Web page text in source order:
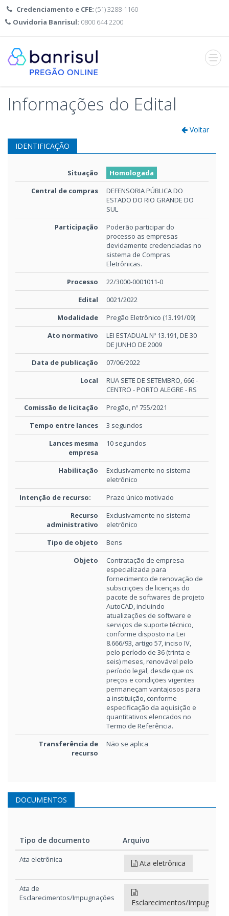
Credenciamento e CFE: (51) 3288-1160
Ouvidoria Banrisul: 0800 644 2200
Abrir
menu
Informações do Edital
Voltar
IDENTIFICAÇÃO
Situação
Homologada
Central de compras
DEFENSORIA PÚBLICA DO
ESTADO DO RIO GRANDE DO
SUL
Participação
Poderão participar do
processo as empresas
devidamente credenciadas no
sistema de Compras
Eletrônicas.
Processo
22/3000-0001011-0
Edital
0021/2022
Modalidade
Pregão Eletrônico (13.191/09)
Ato normativo
LEI ESTADUAL Nº 13.191, DE 30
DE JUNHO DE 2009
Data de publicação
07/06/2022
Local
RUA SETE DE SETEMBRO, 666 -
CENTRO - PORTO ALEGRE - RS
Comissão de licitação
Pregão, nº 755/2021
Tempo entre lances
3 segundos
Lances mesma
empresa
10 segundos
Habilitação
Exclusivamente no sistema
eletrônico
Intenção de recurso:
Prazo único motivado
Recurso
administrativo
Exclusivamente no sistema
eletrônico
Tipo de objeto
Bens
Objeto
Contratação de empresa
especializada para
fornecimento de renovação de
subscrições de licenças do
pacote de softwares de projeto
AutoCAD, incluindo
atualizações de software e
serviços de suporte técnico,
conforme disposto na Lei
8.666/93, artigo 57, inciso IV,
pelo período de 36 (trinta e
seis) meses, renovável pelo
período legal, desde que os
preços e condições vigentes
permaneçam vantajosos para
a instituição, conforme
especificação da aquisição e
quantitativos elencados no
Termo de Referência.
Transferência de
recurso
Não se aplica
DOCUMENTOS
Tipo de documento
Arquivo
Tipo de documento
Ata eletrônica Ata eletrônica
Ata de
Esclarecimentos/Impugnações
Esclarecimentos/